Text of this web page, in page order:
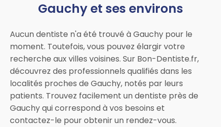
Gauchy et ses environs
Aucun dentiste n'a été trouvé à Gauchy pour le
moment. Toutefois, vous pouvez élargir votre
recherche aux villes voisines. Sur Bon-Dentiste.fr,
découvrez des professionnels qualifiés dans les
localités proches de Gauchy, notés par leurs
patients. Trouvez facilement un dentiste près de
Gauchy qui correspond à vos besoins et
contactez-le pour obtenir un rendez-vous.